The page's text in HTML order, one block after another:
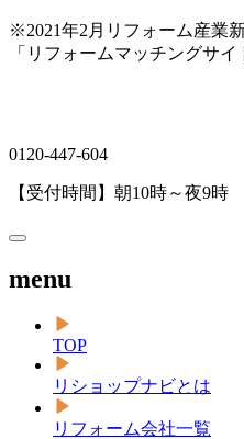
※2021年2月リフォーム産業
「リフォームマッチングサ
0120-447-604
【受付時間】朝10時～夜9時
menu
TOP
リショップナビとは
リフォーム会社一覧